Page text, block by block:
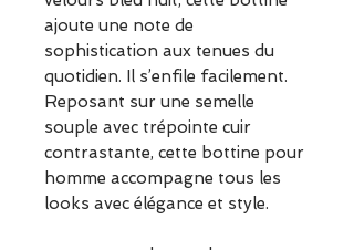
ajoute une note de
sophistication aux tenues du
quotidien. Il s’enfile facilement.
Reposant sur une semelle
souple avec trépointe cuir
contrastante, cette bottine pour
homme accompagne tous les
looks avec élégance et style.